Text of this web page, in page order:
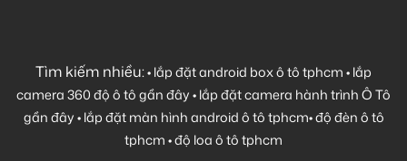
Tìm kiếm nhiều:•lắp đặt android box ô tô tphcm•lắp
camera 360 độ ô tô gần đây•lắp đặt camera hành trình Ô Tô
gần đây•lắp đặt màn hình android ô tô tphcm•độ đèn ô tô
tphcm•độ loa ô tô tphcm